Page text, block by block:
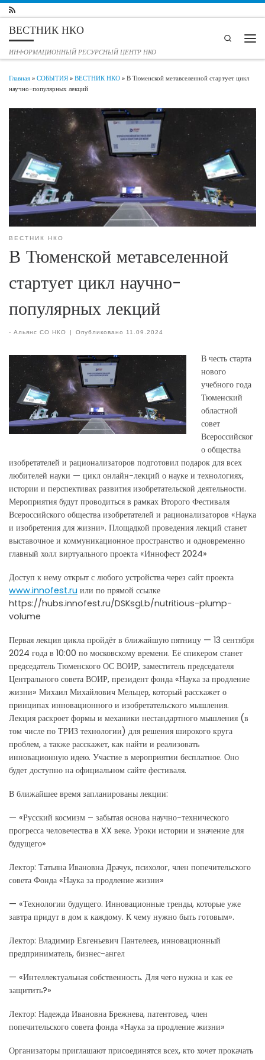
Перейти к содержимому
ВЕСТНИК НКО
ИНФОРМАЦИОННЫЙ РЕСУРСНЫЙ ЦЕНТР НКО
Search
Главная»СОБЫТИЯ»ВЕСТНИК НКО»В Тюменской метавселенной стартует цикл
научно-популярных лекций
ВЕСТНИК НКО
В Тюменской метавселенной
стартует цикл научно-
популярных лекций
- Альянс СО НКО | Опубликовано 11.09.2024
В честь старта
нового
учебного года
Тюменский
областной
совет
Всероссийског
о общества
изобретателей и рационализаторов подготовил подарок для всех
любителей науки — цикл онлайн-лекций о науке и технологиях,
истории и перспективах развития изобретательской деятельности.
Мероприятия будут проводиться в рамках Второго Фестиваля
Всероссийского общества изобретателей и рационализаторов «Наука
и изобретения для жизни». Площадкой проведения лекций станет
выставочное и коммуникационное пространство и одновременно
главный холл виртуального проекта «Иннофест 2024»
Доступ к нему открыт с любого устройства через сайт проекта
www.innofest.ru или по прямой ссылке
https://hubs.innofest.ru/DSKsgLb/nutritious-plump-
volume
Первая лекция цикла пройдёт в ближайшую пятницу — 13 сентября
2024 года в 10:00 по московскому времени. Её спикером станет
председатель Тюменского ОС ВОИР, заместитель председателя
Центрального совета ВОИР, президент фонда «Наука за продление
жизни» Михаил Михайлович Мельцер, который расскажет о
принципах инновационного и изобретательского мышления.
Лекция раскроет формы и механики нестандартного мышления (в
том числе по ТРИЗ технологии) для решения широкого круга
проблем, а также расскажет, как найти и реализовать
инновационную идею. Участие в мероприятии бесплатное. Оно
будет доступно на официальном сайте фестиваля.
В ближайшее время запланированы лекции:
— «Русский космизм – забытая основа научно-технического
прогресса человечества в XX веке. Уроки истории и значение для
будущего»
Лектор: Татьяна Ивановна Драчук, психолог, член попечительского
совета Фонда «Наука за продление жизни»
— «Технологии будущего. Инновационные тренды, которые уже
завтра придут в дом к каждому. К чему нужно быть готовым».
Лектор: Владимир Евгеньевич Пантелеев, инновационный
предприниматель, бизнес-ангел
— «Интеллектуальная собственность. Для чего нужна и как ее
защитить?»
Лектор: Надежда Ивановна Брежнева, патентовед, член
попечительского совета фонда «Наука за продление жизни»
Организаторы приглашают присоединятся всех, кто хочет прокачать